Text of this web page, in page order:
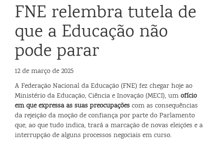
FNE relembra tutela de
que a Educação não
pode parar
12 de março de 2025
A Federação Nacional da Educação (FNE) fez chegar hoje ao
Ministério da Educação, Ciência e Inovação (MECI), um ofício
em que expressa as suas preocupações com as consequências
da rejeição da moção de confiança por parte do Parlamento
que, ao que tudo indica, trará a marcação de novas eleições e a
interrupção de alguns processos negociais em curso.